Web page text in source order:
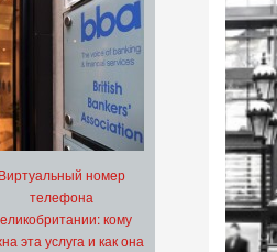
Виртуальный номер
телефона
кому
эта услуга и как она